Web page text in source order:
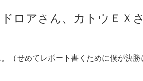
ロアさん、カトウＥＸ
（せめてレポート書くために僕が決